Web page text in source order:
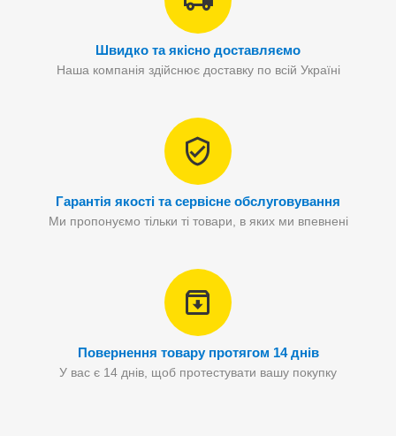
Швидко та якісно доставляємо
Наша компанія здійснює доставку по всій Україні
Гарантія якості та сервісне обслуговування
Ми пропонуємо тільки ті товари, в яких ми впевнені
Повернення товару протягом 14 днів
У вас є 14 днів, щоб протестувати вашу покупку